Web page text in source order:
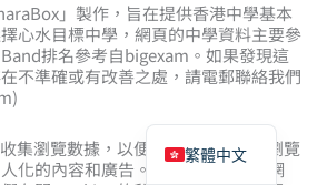
」製作，旨在提供香港中學基本
心水目標中學，網頁的中學資料主要參
Band排名參考自bigexam。如果發現這
不準確或有改善之處，請電郵聯絡我們
)
集瀏覽數據，以便為您提供最佳的瀏覽
化的內容和廣告。當您繼續使用本網
繁體中文